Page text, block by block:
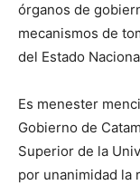
órganos de
mecanismos de
del Estado
Es menester
Gobierno de
Superior de la
por unanimidad la